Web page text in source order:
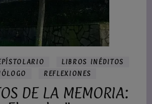
LIBROS INÉDITOS
REFLEXIONES
DE LA MEMORIA: